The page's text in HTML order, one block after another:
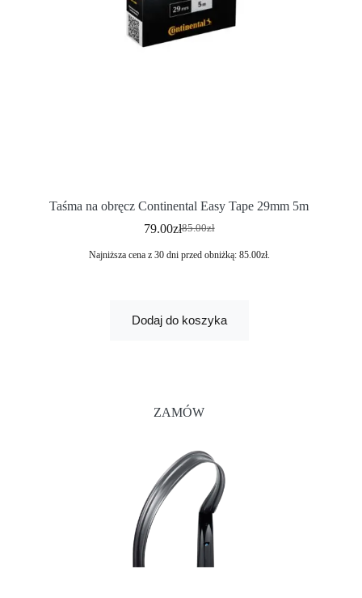
Taśma na obręcz Continental Easy Tape 29mm 5m
85.00zł
79.00zł
Najniższa cena z 30 dni przed obniżką: 85.00zł.
Dodaj do koszyka
ZAMÓW